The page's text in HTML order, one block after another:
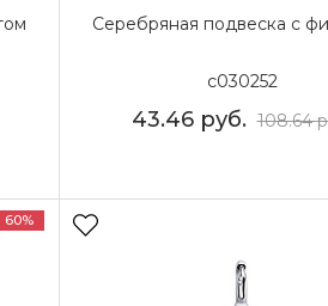
Серебряная подвеска с
с030252
43.46 руб. 108.64
60%